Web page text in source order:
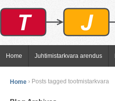
Home Juhtimistarkvara arendus
Home › Posts tagged tootmistarkvara